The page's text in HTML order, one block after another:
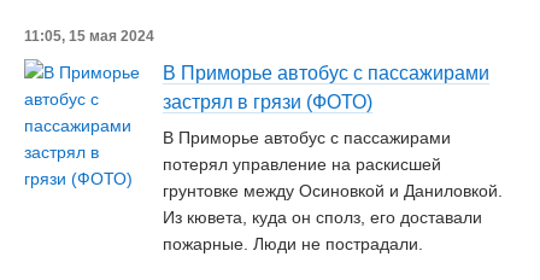
11:05, 15 мая 2024
В Приморье автобус с пассажирами
застрял в грязи (ФОТО)
В Приморье автобус с пассажирами
потерял управление на раскисшей
грунтовке между Осиновкой и Даниловкой.
Из кювета, куда он сполз, его доставали
пожарные. Люди не пострадали.